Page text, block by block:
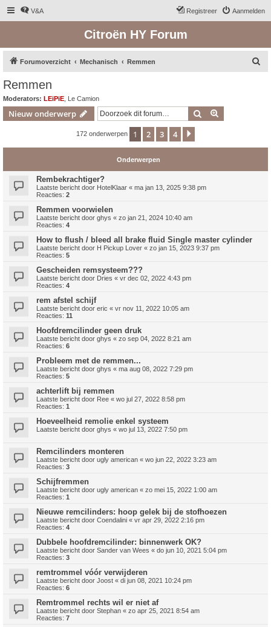
V&A Aanmelden
Registreer
Citroën HY Forum
Forumoverzicht Mechanisch Remmen
Remmen
Moderators: LEiPiE Le Camion
Nieuw onderwerp Zoek
172 onderwerpen 1 2 3 4
Onderwerpen
Rembekrachtiger?
Laatste bericht door HotelKlaar « ma jan 13, 2025 9:38 pm
Reacties: 2
Remmen voorwielen
Laatste bericht door ghys « zo jan 21, 2024 10:40 am
Reacties: 4
How to flush / bleed all brake fluid Single master cylinder
Laatste bericht door H Pickup Lover « zo jan 15, 2023 9:37 pm
Reacties: 5
Gescheiden remsysteem???
Laatste bericht door Dries « vr dec 02, 2022 4:43 pm
Reacties: 4
rem afstel schijf
Laatste bericht door eric « vr nov 11, 2022 10:05 am
Reacties: 11
Hoofdremcilinder geen druk
Laatste bericht door ghys « zo sep 04, 2022 8:21 am
Reacties: 6
Probleem met de remmen...
Laatste bericht door ghys « ma aug 08, 2022 7:29 pm
Reacties: 5
achterlift bij remmen
Laatste bericht door Ree « wo jul 27, 2022 8:58 pm
Reacties: 1
Hoeveelheid remolie enkel systeem
Laatste bericht door ghys « wo jul 13, 2022 7:50 pm
Remcilinders monteren
Laatste bericht door ugly american « wo jun 22, 2022 3:23 am
Reacties: 3
Schijfremmen
Laatste bericht door ugly american « zo mei 15, 2022 1:00 am
Reacties: 1
Nieuwe remcilinders: hoop gelek bij de stofhoezen
Laatste bericht door Coendalini « vr apr 29, 2022 2:16 pm
Reacties: 4
Dubbele hoofdremcilinder: binnenwerk OK?
Laatste bericht door Sander van Wees « do jun 10, 2021 5:04 pm
Reacties: 3
remtrommel vóór verwijderen
Laatste bericht door Joost « di jun 08, 2021 10:24 pm
Reacties: 6
Remtrommel rechts wil er niet af
Laatste bericht door Stephan « zo apr 25, 2021 8:54 am
Reacties: 7